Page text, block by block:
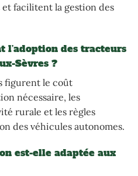
et facilitent la gestion des
l’adoption des tracteurs
Sèvres ?
figurent le coût
nécessaire, les
rurale et les règles
des véhicules autonomes.
est-elle adaptée aux